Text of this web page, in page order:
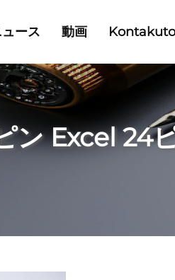
ース 動画
ン Excel 24